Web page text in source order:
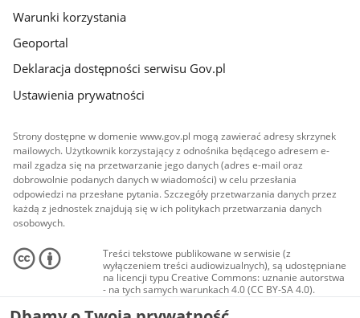
Warunki korzystania
Geoportal
Deklaracja dostępności serwisu Gov.pl
Ustawienia prywatności
Strony dostępne w domenie www.gov.pl mogą zawierać adresy skrzynek
mailowych. Użytkownik korzystający z odnośnika będącego adresem e-
mail zgadza się na przetwarzanie jego danych (adres e-mail oraz
dobrowolnie podanych danych w wiadomości) w celu przesłania
odpowiedzi na przesłane pytania. Szczegóły przetwarzania danych przez
każdą z jednostek znajdują się w ich politykach przetwarzania danych
osobowych.
Treści tekstowe publikowane w serwisie (z
wyłączeniem treści audiowizualnych), są udostępniane
na licencji typu Creative Commons: uznanie autorstwa
- na tych samych warunkach 4.0 (CC BY-SA 4.0).
Materiały audiowizualne, w tym zdjęcia, materiały
audio i wideo, są udostępniane na licencji typu